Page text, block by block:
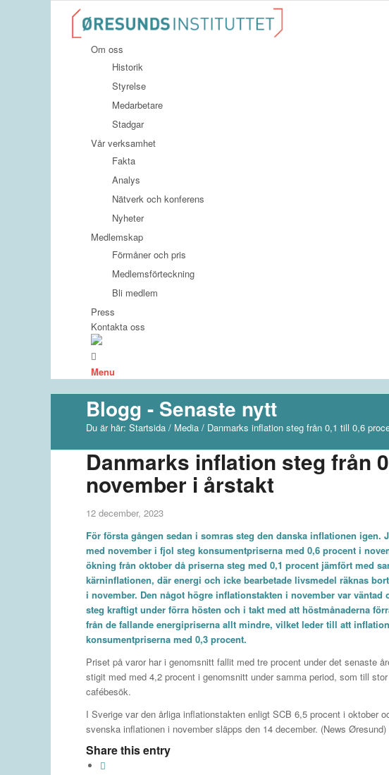
Om oss
Historik
Styrelse
Medarbetare
Stadgar
Vår verksamhet
Fakta
Analys
Nätverk och konferens
Nyheter
Medlemskap
Förmåner och pris
Medlemsförteckning
Bli medlem
Press
Kontakta oss
Menu
Blogg - Senaste nytt
Du är här: Startsida / Media / Danmarks inflation steg från 0,1 till 0,6
Danmarks inflation steg från
november i årstakt
12 december, 2023
För första gången sedan i somras steg den danska inflationen igen.
med november i fjol steg konsumentpriserna med 0,6 procent i
ökning från oktober då priserna steg med 0,1 procent jämfört med
kärninflationen, där energi och icke bearbetade livsmedel räknas
i november. Den något högre inflationstakten i november var
steg kraftigt under förra hösten och i takt med att höstmånaderna
från de fallande energipriserna allt mindre, vilket leder till att
konsumentpriserna med 0,3 procent.
Priset på varor har i genomsnitt fallit med tre procent under det senaste
stigit med med 4,2 procent i genomsnitt under samma period, som till
cafébesök.
I Sverige var den årliga inflationstakten enligt SCB 6,5 procent i oktober
svenska inflationen i november släpps den 14 december. (News Øresund)
Share this entry